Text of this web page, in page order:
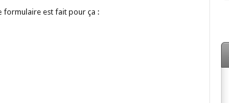
formulaire est fait pour ça :